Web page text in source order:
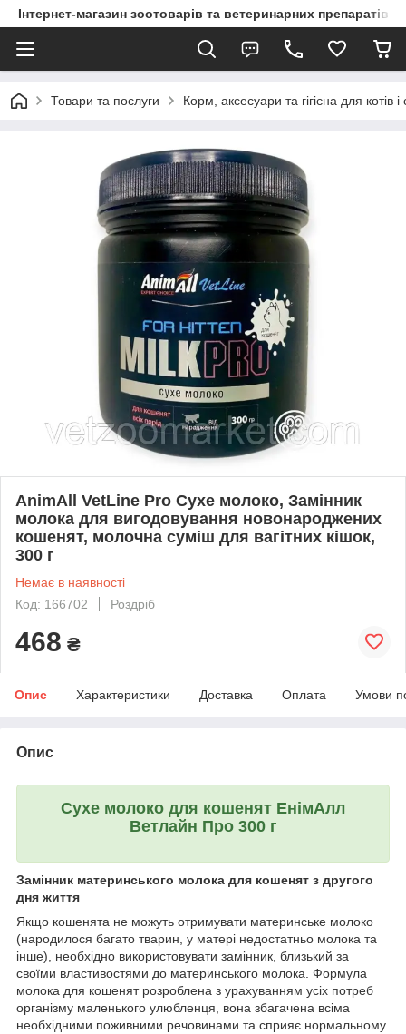
Інтернет-магазин зоотоварів та ветеринарних препаратів
Товари та послуги Корм, аксесуари та гігієна для котів і
AnimAll VetLine Pro Сухе молоко, Замінник
молока для вигодовування новонароджених
кошенят, молочна суміш для вагітних кішок,
300 г
Немає в наявності
Код: 166702
Роздріб
468 ₴
Опис Характеристики Доставка Оплата Умови
Опис
Сухе молоко для кошенят ЕнімАлл
Ветлайн Про 300 г
Замінник материнського молока для кошенят з другого
дня життя
Якщо кошенята не можуть отримувати материнське молоко
(народилося багато тварин, у матері недостатньо молока та
інше), необхідно використовувати замінник, близький за
своїми властивостями до материнського молока. Формула
молока для кошенят розроблена з урахуванням усіх потреб
організму маленького улюбленця, вона збагачена всіма
необхідними поживними речовинами та сприяє нормальному